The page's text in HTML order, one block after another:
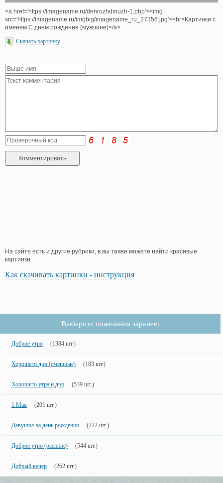
<a href='https://imagename.ru/denrozhdmuzh-1.php'><img
src='https://imagename.ru/imgbig/imagename_ru_27356.jpg'><br>Картинки с
именем С днем рождения (мужчине)</a>
Скачать картинку
На сайте есть и другие рубрики, в вы также можете найти красивые
картинки.
Как скачивать картинки - инструкция
Выберите пожелания заранее:
Доброе утро (1384 шт.)
Хорошего дня (смешные) (183 шт.)
Хорошего утра и дня (539 шт.)
1 Мая (201 шт.)
Девушке на день рождения (222 шт.)
Доброе утро (осенние) (544 шт.)
Добрый вечер (262 шт.)